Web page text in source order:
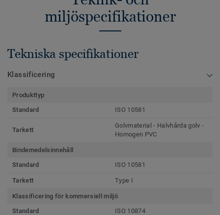
miljöspecifikationer
Tekniska specifikationer
Klassificering
Produkttyp
Standard
ISO 10581
Tarkett
Golvmaterial - Halvhårda golv -
Homogen PVC
Bindemedelsinnehåll
Standard
ISO 10581
Tarkett Type I
Klassificering för kommersiell miljö
Standard
ISO 10874